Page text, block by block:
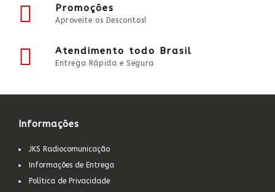
Promoções
Aproveite os Descontos!
Atendimento todo Brasil
Entrega Rápida e Segura
Informações
JKS Radiocomunicação
Informações de Entrega
Política de Privacidade